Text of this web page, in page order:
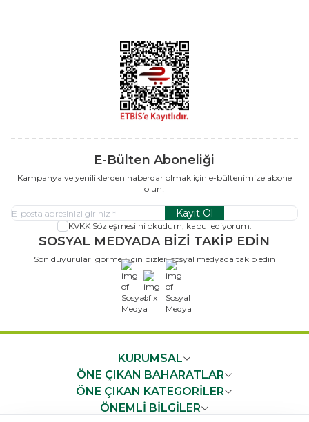
E-Bülten Aboneliği
Kampanya ve yeniliklerden haberdar olmak için e-bültenimize abone
olun!
Kayıt Ol
KVKK Sözleşmesi'ni okudum, kabul ediyorum.
SOSYAL MEDYADA BİZİ TAKİP EDİN
Son duyuruları görmek için bizleri sosyal medyada takip edin
x
KURUMSAL
ÖNE ÇIKAN BAHARATLAR
ÖNE ÇIKAN KATEGORİLER
ÖNEMLİ BİLGİLER